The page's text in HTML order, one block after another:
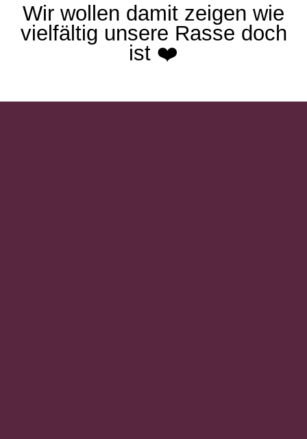
Wir wollen damit zeigen wie
vielfältig unsere Rasse doch
ist ❤️